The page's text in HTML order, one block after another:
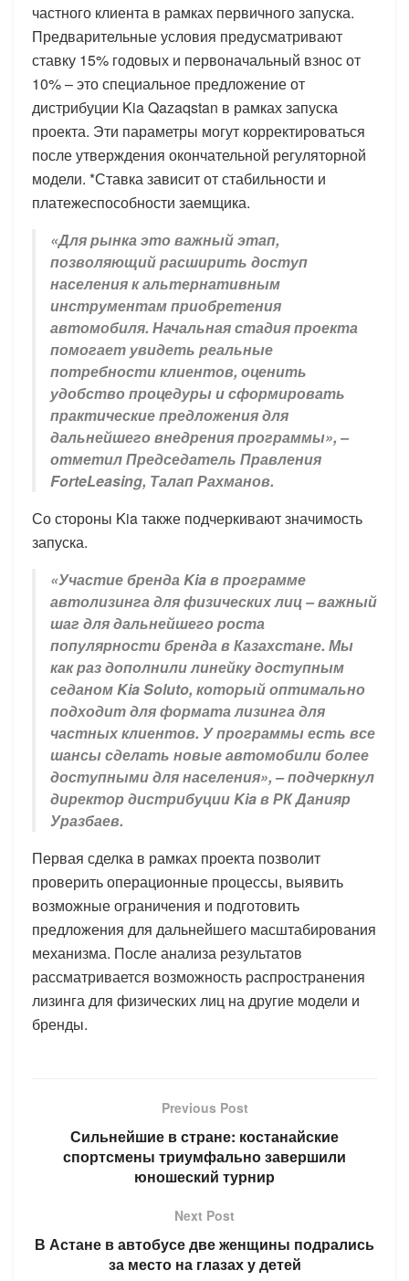
частного клиента в рамках первичного запуска.
Предварительные условия предусматривают
ставку 15% годовых и первоначальный взнос от
10% – это специальное предложение от
дистрибуции Kia Qazaqstan в рамках запуска
проекта. Эти параметры могут корректироваться
после утверждения окончательной регуляторной
модели. *Ставка зависит от стабильности и
платежеспособности заемщика.
«Для рынка это важный этап,
позволяющий расширить доступ
населения к альтернативным
инструментам приобретения
автомобиля. Начальная стадия проекта
помогает увидеть реальные
потребности клиентов, оценить
удобство процедуры и сформировать
практические предложения для
дальнейшего внедрения программы», –
отметил Председатель Правления
ForteLeasing, Талап Рахманов.
Со стороны Kia также подчеркивают значимость
запуска.
«Участие бренда Kia в программе
автолизинга для физических лиц – важный
шаг для дальнейшего роста
популярности бренда в Казахстане. Мы
как раз дополнили линейку доступным
седаном Kia Soluto, который оптимально
подходит для формата лизинга для
частных клиентов. У программы есть все
шансы сделать новые автомобили более
доступными для населения», – подчеркнул
директор дистрибуции Kia в РК Данияр
Уразбаев.
Первая сделка в рамках проекта позволит
проверить операционные процессы, выявить
возможные ограничения и подготовить
предложения для дальнейшего масштабирования
механизма. После анализа результатов
рассматривается возможность распространения
лизинга для физических лиц на другие модели и
бренды.
Previous Post
Сильнейшие в стране: костанайские
спортсмены триумфально завершили
юношеский турнир
Next Post
В Астане в автобусе две женщины подрались
за место на глазах у детей